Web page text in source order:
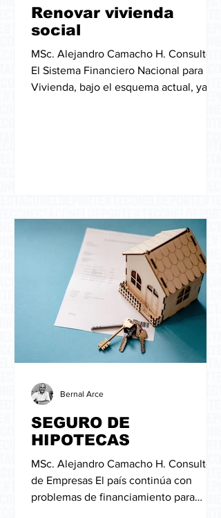
Renovar vivienda
social
MSc. Alejandro Camacho H. Consultor
El Sistema Financiero Nacional para la
Vivienda, bajo el esquema actual, ya
SEGURO DE
HIPOTECAS
MSc. Alejandro Camacho H. Consultor
de Empresas El país continúa con
problemas de financiamiento para
Bernal Arce